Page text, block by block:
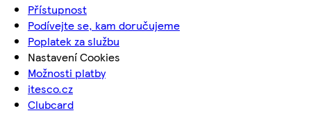
Přístupnost
Podívejte se, kam doručujeme
Poplatek za službu
Nastavení Cookies
Možnosti platby
itesco.cz
Clubcard